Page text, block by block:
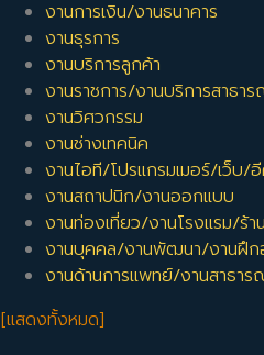
งานการเงิน/งานธนาคาร
งานธุรการ
งานบริการลูกค้า
งานราชการ/งานบริการสาธาร
งานวิศวกรรม
งานช่างเทคนิค
งานไอที/โปรแกรมเมอร์/เว็บ/
งานสถาปนิก/งานออกแบบ
งานท่องเที่ยว/งานโรงแรม/ร้า
งานบุคคล/งานพัฒนา/งานฝึก
งานด้านการแพทย์/งานสาธาร
[แสดงทั้งหมด]